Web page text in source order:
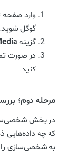
وارد صفحه
گوگل شوید.
گزینه
در صورت
کنید.
مرحله دوم؛
در بخش
که چه داده‌هایی
به شخصی‌سازی را